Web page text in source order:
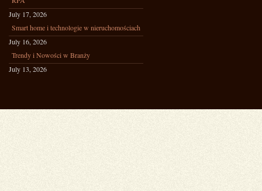
July 17, 2026
Smart home i technologie w nieruchomościach
July 16, 2026
Trendy i Nowości w Branży
July 13, 2026